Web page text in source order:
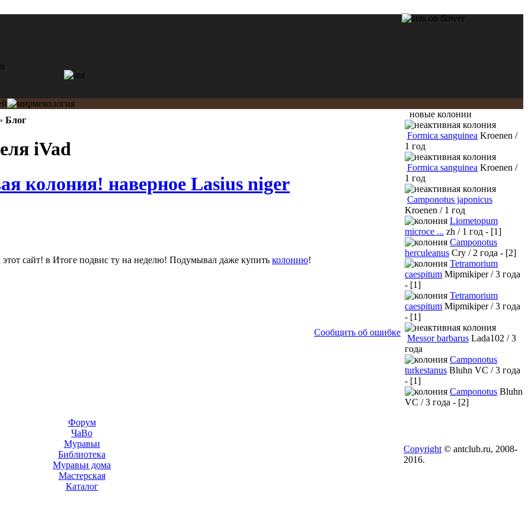
Блог
iVad
колония! наверное Lasius niger
сайт! в Итоге подвис ту на неделю! Подумывал даже купить колонию!
Сообщить об ошибке
новые колонии
Formica sanguinea Kroenen /
1 год
Formica sanguinea Kroenen /
1 год
Camponotus japonicus
Kroenen / 1 год
Liometopum
microce ... zh / 1 год - [1]
Camponotus
herculeanus Cry / 2 года - [2]
Tetramorium
caespitum Mipmikiper / 3 года
- [1]
Tetramorium
caespitum Mipmikiper / 3 года
- [1]
Messor barbarus Lada102 / 3
года
Camponotus
turkestanus Bluhn VC / 3 года
- [1]
Camponotus Bluhn
VC / 3 года - [2]
Форум
ЧаВо
Муравьи
Библиотека
Муравьи дома
Мастерская
Каталог
Copyright © antclub.ru, 2008-
2016.